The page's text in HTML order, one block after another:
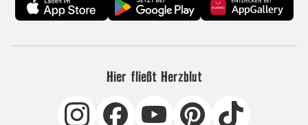
Hier fließt Herzblut